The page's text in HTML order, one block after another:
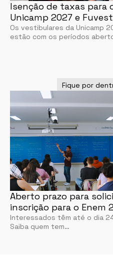
Isenção de taxas para
Unicamp 2027 e
Os vestibulares da Unicamp
estão com os períodos
Fique por
Aberto prazo para
inscrição para o Enem
Interessados têm até o dia
Saiba quem tem…